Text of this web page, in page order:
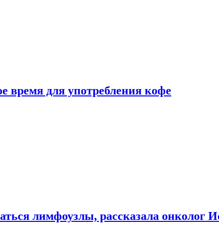
время для употребления кофе
лимфоузлы, рассказала онколог